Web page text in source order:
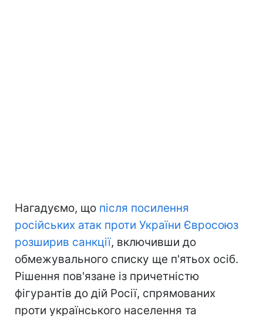
Нагадуємо, що після посилення
російських атак проти України Євросоюз
розширив санкції, включивши до
обмежувального списку ще п'ятьох осіб.
Рішення пов'язане із причетністю
фігурантів до дій Росії, спрямованих
проти українського населення та